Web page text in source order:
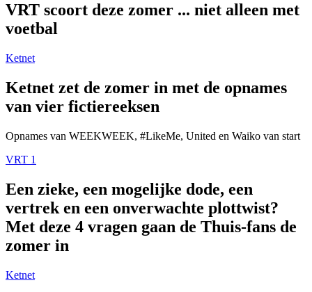
VRT scoort deze zomer ... niet alleen met
voetbal
Ketnet
Ketnet zet de zomer in met de opnames
van vier fictiereeksen
Opnames van WEEKWEEK, #LikeMe, United en Waiko van start
VRT 1
Een zieke, een mogelijke dode, een
vertrek en een onverwachte plottwist?
Met deze 4 vragen gaan de Thuis-fans de
zomer in
Ketnet